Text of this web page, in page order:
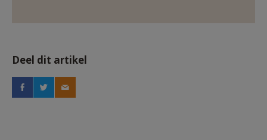
Deel dit artikel